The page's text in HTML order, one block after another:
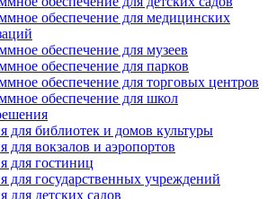
обеспечение для медицинских
обеспечение для музеев
обеспечение для парков
обеспечение для торговых центров
обеспечение для школ
для библиотек и домов культуры
для вокзалов и аэропортов
для гостиниц
для государственных учреждений
для детских садов